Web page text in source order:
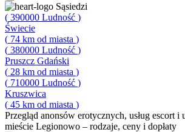
Sąsiedzi
( 390000 Ludność )
Świecie
( 74 km od miasta )
( 380000 Ludność )
Pruszcz Gdański
( 28 km od miasta )
( 710000 Ludność )
Kruszwica
( 45 km od miasta )
Przegląd anonsów erotycznych, usług escort i
mieście Legionowo – rodzaje, ceny i dopłaty